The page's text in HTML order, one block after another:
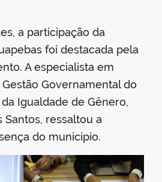
a participação da
foi destacada pela
A especialista em
Governamental do
Igualdade de Gênero,
Santos, ressaltou a
do município.